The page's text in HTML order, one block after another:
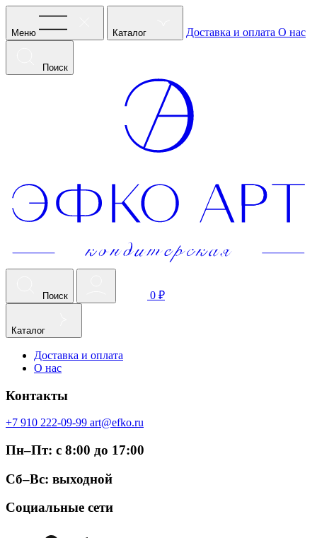
Меню Каталог Доставка и оплата О нас
Поиск
Поиск 0 ₽
Каталог
Доставка и оплата
О нас
Контакты
+7 910 222-09-99 art@efko.ru
Пн–Пт: с 8:00 до 17:00
Сб–Вс: выходной
Социальные сети